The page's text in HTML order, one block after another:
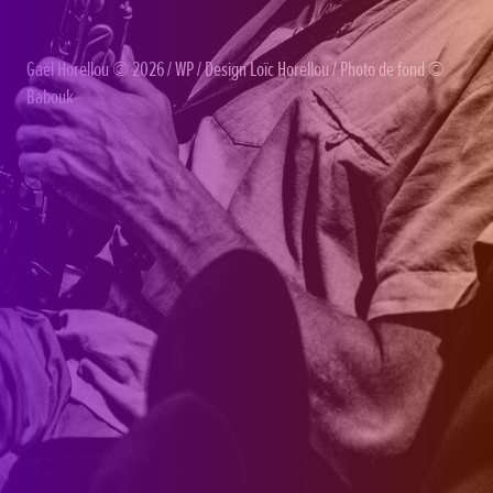
Gaël Horellou© 2026 /WP/ DesignLoïc Horellou/ Photo de fond ©
Babouk